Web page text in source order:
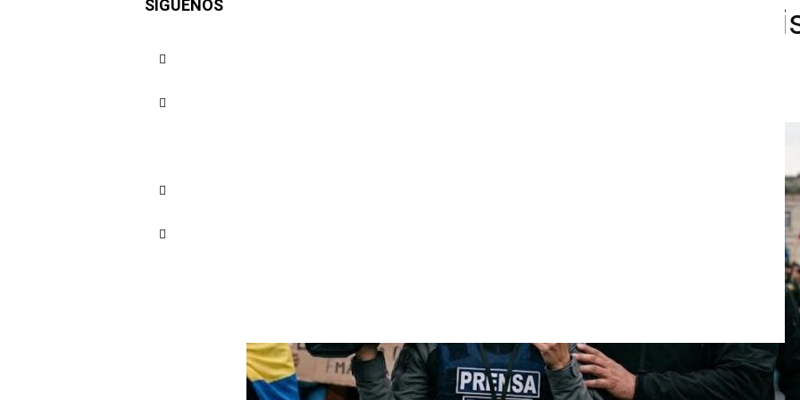
Hora de Callar’ para mujeres
SÍGUENOS